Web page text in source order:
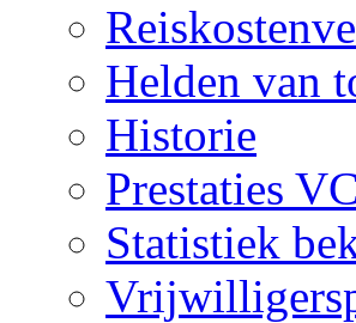
Helden van
Historie
Prestaties
Statistiek